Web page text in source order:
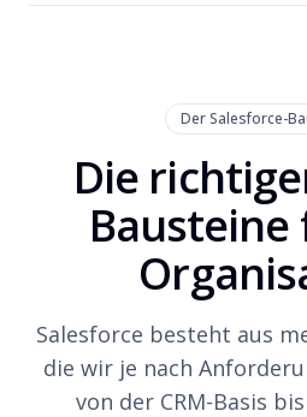
Der Salesforce-
Die
Salesforce besteht aus
die wir je nach
von der CRM-Basis